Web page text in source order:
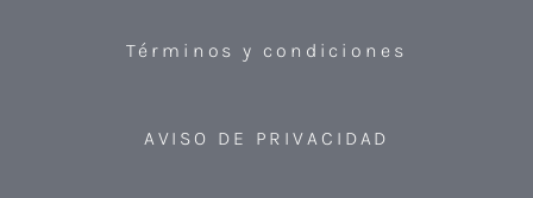
Términos y condiciones
AVISO DE PRIVACIDAD